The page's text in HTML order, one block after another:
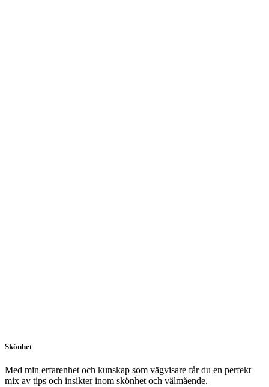
Skönhet
Med min erfarenhet och kunskap som vägvisare får du en perfekt
mix av tips och insikter inom skönhet och välmående.